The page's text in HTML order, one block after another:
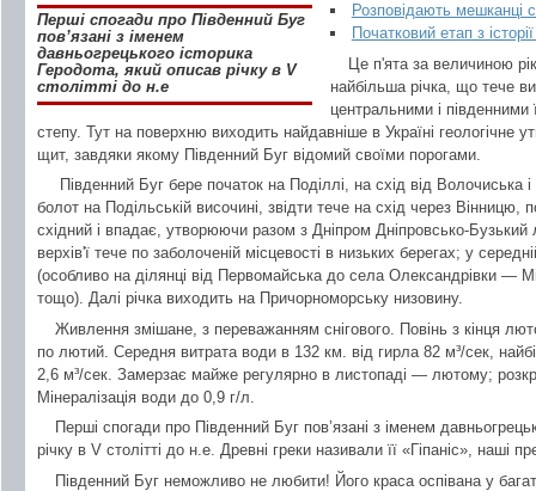
Перші спогади про Південний Буг
пов’язані з іменем
давньогрецького історика
Геродота, який описав річку в V
столітті до н.е
Розповідають мешканці
Початковий етап з
Це п'ята за величиною
найбільша річка, що тече
центральними і південними
степу. Тут на поверхню виходить найдавніше в Україні геологічне
щит, завдяки якому Південний Буг відомий своїми порогами.
Південний Буг бере початок на Поділлі, на схід від Волочиська
болот на Подільській височині, звідти тече на схід через Вінницю,
східний і впадає, утворюючи разом з Дніпром Дніпровсько-
верхів'ї тече по заболоченій місцевості в низьких берегах; у
(особливо на ділянці від Первомайська до села Олександрівки —
тощо). Далі річка виходить на Причорноморську низовину.
Живлення змішане, з переважанням снігового. Повінь з кінця
по лютий. Середня витрата води в 132 км. від гирла 82 м³/сек,
2,6 м³/сек. Замерзає майже регулярно в листопаді — лютому;
Мінералізація води до 0,9 г/л.
Перші спогади про Південний Буг пов’язані з іменем
річку в V столітті до н.е. Древні греки називали її «Гіпаніс», наші
Південний Буг неможливо не любити! Його краса оспівана у